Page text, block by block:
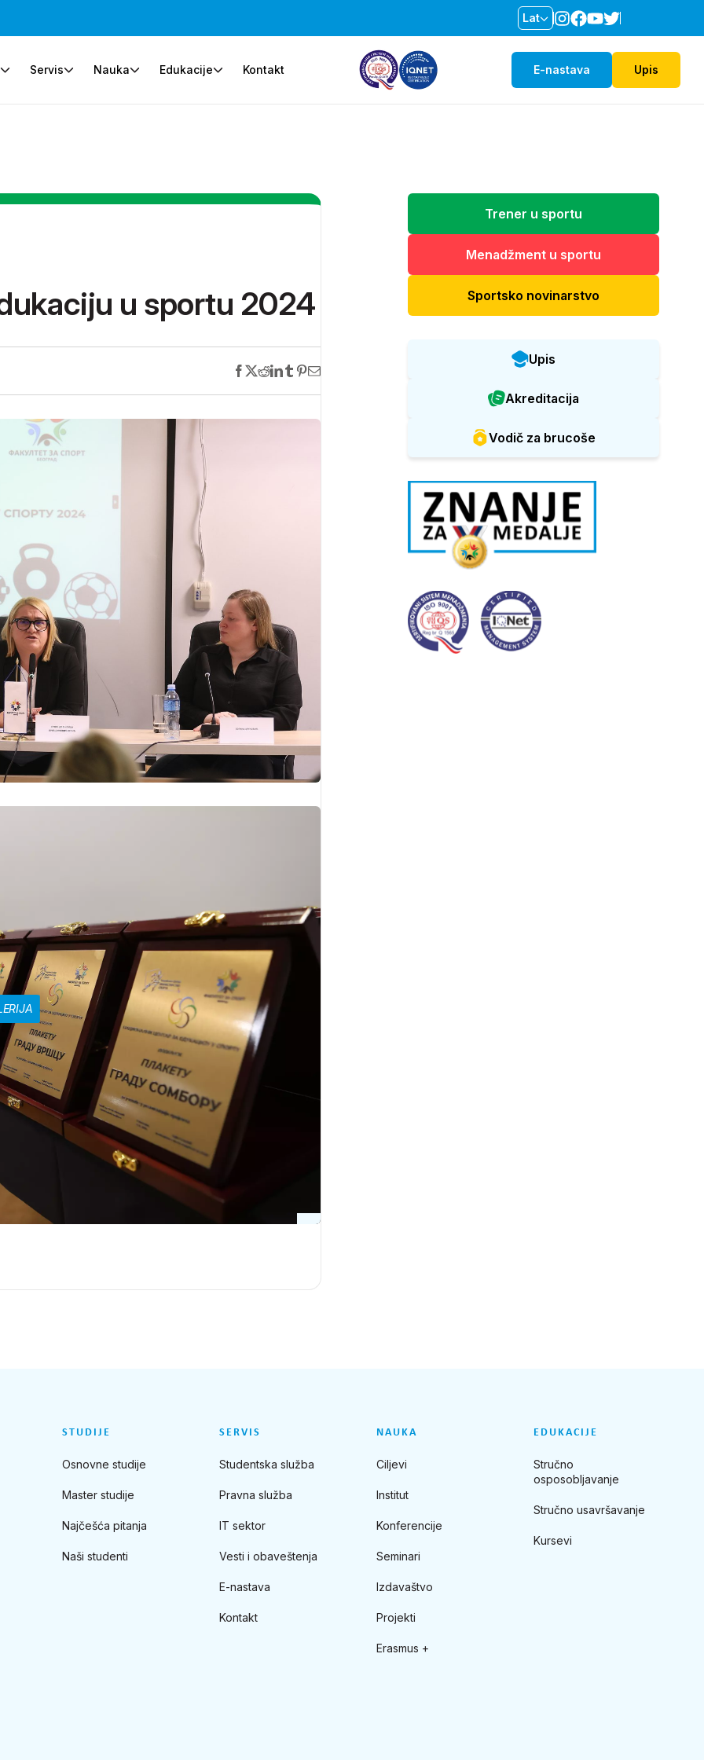
Lat
Servis Nauka Edukacije Kontakt E-nastava Upis
u sportu 2024
Trener u sportu
Menadžment u sportu
Sportsko novinarstvo
Upis
Akreditacija
Vodič za brucoše
STUDIJE
Osnovne studije
Master studije
Najčešća pitanja
Naši studenti
SERVIS
Studentska služba
Pravna služba
IT sektor
Vesti i obaveštenja
E-nastava
Kontakt
NAUKA
Ciljevi
Institut
Konferencije
Seminari
Izdavaštvo
Projekti
Erasmus +
EDUKACIJE
Stručno
osposobljavanje
Stručno usavršavanje
Kursevi